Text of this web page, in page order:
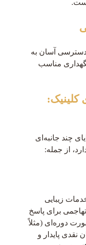
آسان به
مناسب
کلینیک:
چند جانبه‌ای
از جمله:
زیبایی
برای پاسخ
دوره‌ای (مثلاً
نقدی پایدار و